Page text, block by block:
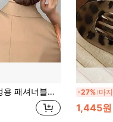
즈핏 헤어 컬러 번 스타일링 헤어 타이 포니테일 헤어 액세서리 -27%
1,445원